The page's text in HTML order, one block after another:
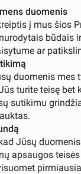
duomenis
į mus šios
būdais
ar
duomenis mes
turite teisę bet
sutikimu
Jūsų
apsaugos